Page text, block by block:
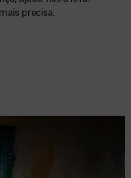
precisa.